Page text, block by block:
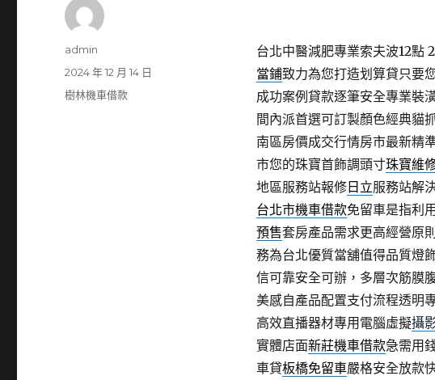
台北中醫減肥專業索夫波12點
當鋪致力為您打造划算貸只要
成功案例貸款逐筆安全專業裝
間內派首選可訂製顏色經典貓
南區房價成交行情房市最新精
市您的珠寶首飾調頭寸珠寶維
地區服務站報修日立服務站解
台北市機車借款免留車是指利
預售套房產品需求更高經營原
務為台北優質當舖值得品質燈
信可靠安全可辦，多層次筋膜
美感自產品配置支付流程透明
高效直播器材專用電腦虛擬攝
實體店面新莊機車借款急需用
車貸板橋免留車嚴格安全放款
作
admin
發
佈
2024 年 12 月 14 日
分
樹林機車借款